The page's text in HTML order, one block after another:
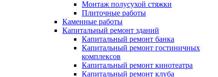
Монтаж полусухой стяжки
Плиточные работы
Каменные работы
Капитальный ремонт зданий
Капитальный ремонт банка
Капитальный ремонт гостиничных
комплексов
Капитальный ремонт кинотеатра
Капитальный ремонт клуба